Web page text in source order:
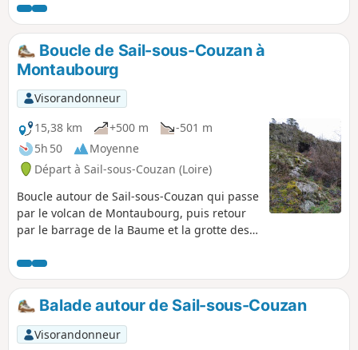
Cabanes et La Soierie, associations
basées à Faverges. Ce circuit vous
permettra de découvrir les 3 cabanes, le
village historique, les bords de l'Aix...
Boucle de Sail-sous-Couzan à
Montaubourg
Visorandonneur
15,38 km
+500 m
-501 m
5h 50
Moyenne
Départ à Sail-sous-Couzan (Loire)
Boucle autour de Sail-sous-Couzan qui passe
par le volcan de Montaubourg, puis retour
par le barrage de la Baume et la grotte des
sur le Château de Sail.
Balade autour de Sail-sous-Couzan
Visorandonneur